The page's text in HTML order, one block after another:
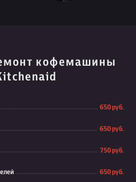
кофемашины
650 руб.
650 руб.
750 руб.
650 руб.